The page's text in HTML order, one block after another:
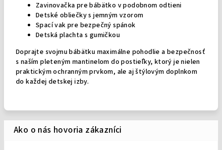
Zavinovačka pre bábätko v podobnom odtieni
Detské obliečky s jemným vzorom
Spací vak pre bezpečný spánok
Detská plachta s gumičkou
Doprajte svojmu bábätku maximálne pohodlie a bezpečnosť
s naším pleteným mantinelom do postieľky, ktorý je nielen
praktickým ochranným prvkom, ale aj štýlovým doplnkom
do každej detskej izby.